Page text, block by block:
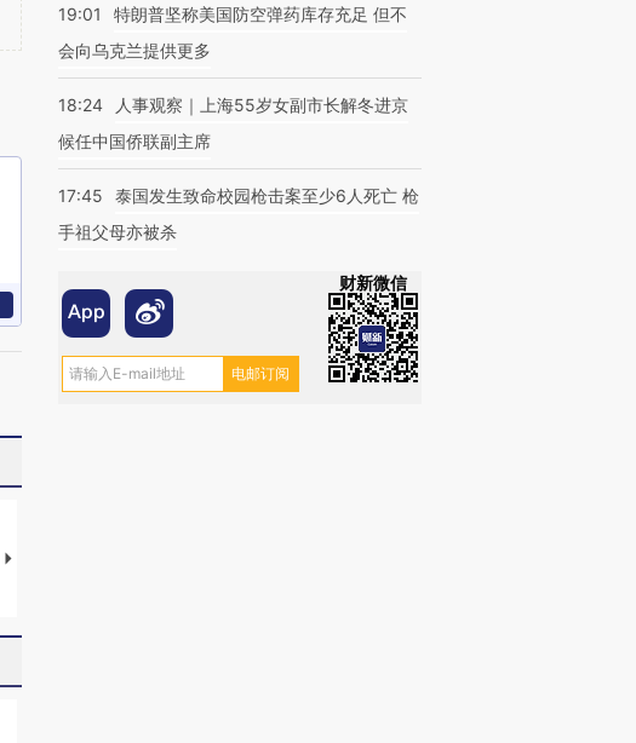
马航飞行员跨国走私7万
19:01
特朗普坚称美国防空弹药库存充足 但不
会向乌克兰提供更多
18:24
人事观察｜上海55岁女副市长解冬进京
候任中国侨联副主席
17:45
泰国发生致命校园枪击案至少6人死亡 枪
手祖父母亦被杀
财新微信